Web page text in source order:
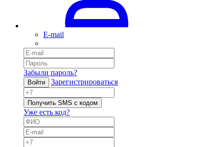
E-mail
Забыли пароль?
Войти Зарегистрироваться
Получить SMS с кодом
Уже есть код?